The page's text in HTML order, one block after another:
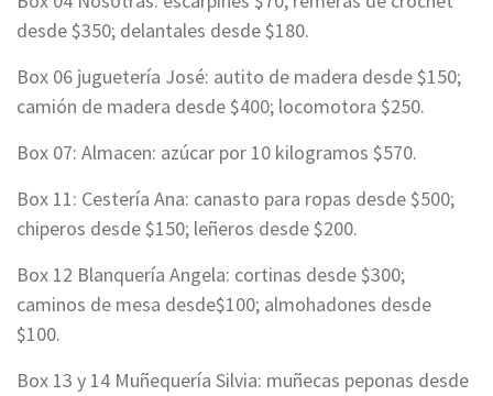
desde $350; delantales desde $180.
Box 06 juguetería José: autito de madera desde $150;
camión de madera desde $400; locomotora $250.
Box 07: Almacen: azúcar por 10 kilogramos $570.
Box 11: Cestería Ana: canasto para ropas desde $500;
chiperos desde $150; leñeros desde $200.
Box 12 Blanquería Angela: cortinas desde $300;
caminos de mesa desde$100; almohadones desde
$100.
Box 13 y 14 Muñequería Silvia: muñecas peponas desde